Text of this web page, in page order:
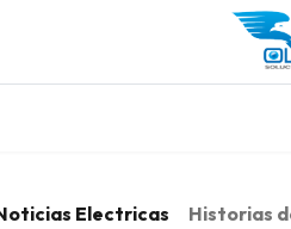
Electricas Historias